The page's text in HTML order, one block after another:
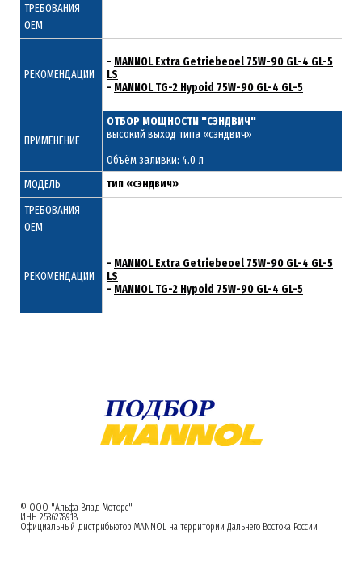
ТРЕБОВАНИЯ
ОЕМ
РЕКОМЕНДАЦИИ
- MANNOL Extra Getriebeoel 75W-90 GL-4 GL-5
LS
- MANNOL TG-2 Hypoid 75W-90 GL-4 GL-5
ПРИМЕНЕНИЕ
ОТБОР МОЩНОСТИ "СЭНДВИЧ"
высокий выход типа «сэндвич»
Объём заливки: 4.0 л
МОДЕЛЬ
тип «сэндвич»
ТРЕБОВАНИЯ
ОЕМ
РЕКОМЕНДАЦИИ
- MANNOL Extra Getriebeoel 75W-90 GL-4 GL-5
LS
- MANNOL TG-2 Hypoid 75W-90 GL-4 GL-5
© ООО "Альфа Влад Моторс"
ИНН 2536278918
Официальный дистрибьютор MANNOL на территории Дальнего Востока России